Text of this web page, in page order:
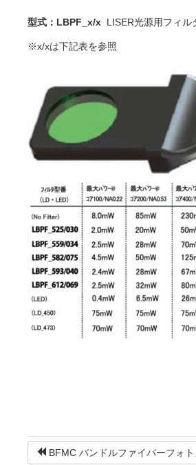
型式：LBPF_x/x LISER光源用フィル
※x/xは下記表を参照
BFMC バンドルファイバーフォ